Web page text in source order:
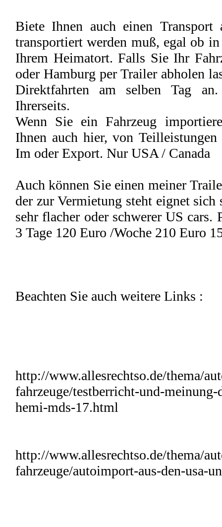
Biete Ihnen auch einen
transportiert werden muß, egal ob
Ihrem Heimatort. Falls Sie Ihr
oder Hamburg per Trailer abholen
Direktfahrten am selben Tag
Ihrerseits.
Wenn Sie ein Fahrzeug
Ihnen auch hier, von
Im oder Export. Nur USA / Canada
Auch können Sie einen meiner
der zur Vermietung steht eignet sich
sehr flacher oder schwerer US cars.
3 Tage 120 Euro /Woche 210 Euro
Beachten Sie auch weitere Links :
http://www.allesrechtso.de/thema/
fahrzeuge/testberricht-und-
hemi-mds-17.html
http://www.allesrechtso.de/thema/
fahrzeuge/autoimport-aus-den-usa-